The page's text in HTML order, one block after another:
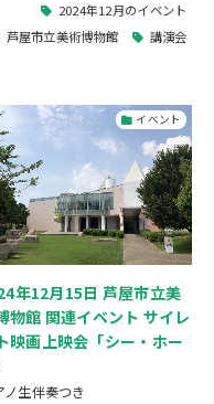
2024年12月のイベント
芦屋市立美術博物館
講演会
イベント
年12月15日 芦屋市立美
物館 関連イベント サイレ
映画上映会「シー・ホー
ノ生伴奏つき